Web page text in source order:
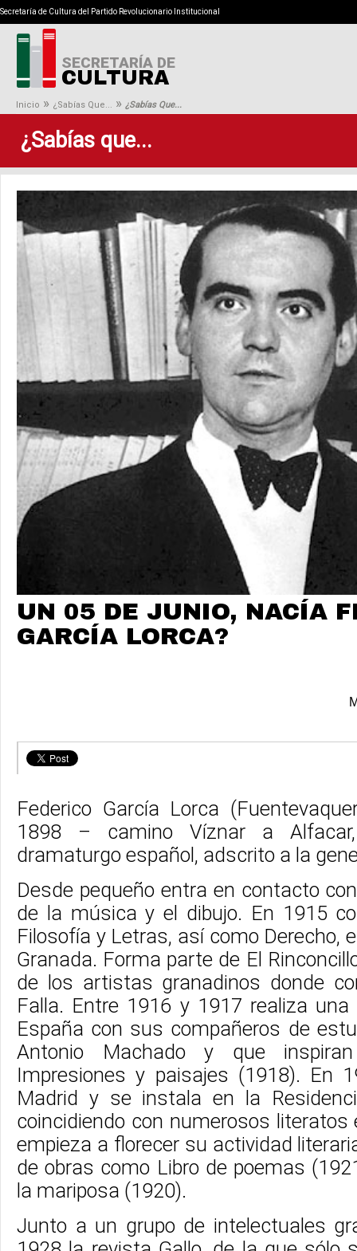
Secretaría de Cultura del Partido Revolucionario Institucional
SECRETARÍA DE
CULTURA
Inicio » ¿Sabías Que... » ¿Sabías Que...
¿Sabías que...
UN 05 DE JUNIO, NACÍA
GARCÍA LORCA?
Federico García Lorca
1898 – camino Víznar a
dramaturgo español, adscrito a la
Desde pequeño entra en contacto
de la música y el dibujo. En 1915
Filosofía y Letras, así como Derecho,
Granada. Forma parte de El
de los artistas granadinos donde
Falla. Entre 1916 y 1917 realiza
España con sus compañeros de
Antonio Machado y que
Impresiones y paisajes (1918). En
Madrid y se instala en la
coincidiendo con numerosos literatos
empieza a florecer su actividad
de obras como Libro de poemas
la mariposa (1920).
Junto a un grupo de intelectuales